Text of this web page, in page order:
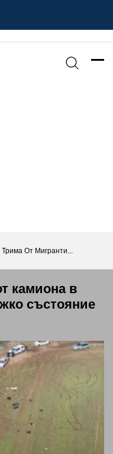
Трима От Мигранти...
камиона в
състояние